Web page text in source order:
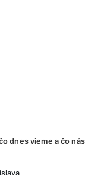
dnes vieme a čo nás